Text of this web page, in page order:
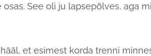
See oli ju lapsepõlves, aga
et esimest korda trenni